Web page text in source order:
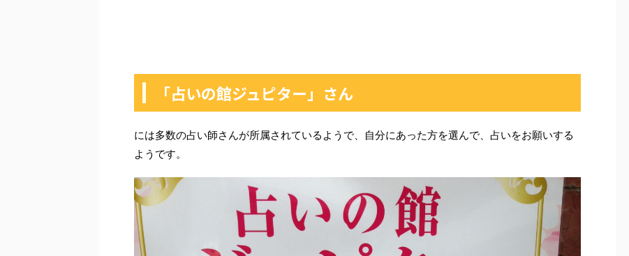
「占いの館ジュピター」さん
には多数の占い師さんが所属されているようで、自分にあった方を選んで、占いをお願いする
ようです。